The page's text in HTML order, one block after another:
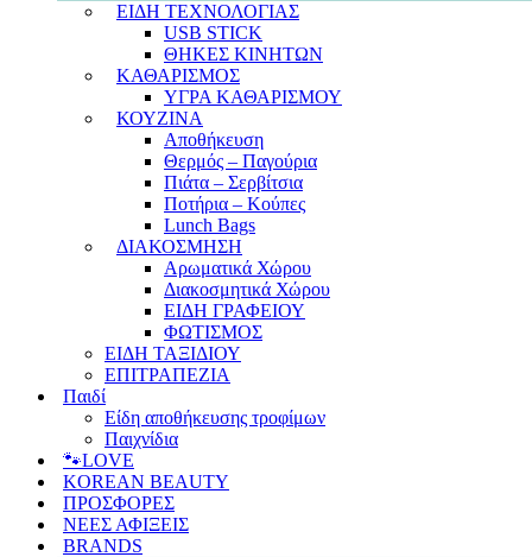
ΕΙΔΗ ΤΕΧΝΟΛΟΓΙΑΣ
USB STICK
ΘΗΚΕΣ ΚΙΝΗΤΩΝ
ΚΑΘΑΡΙΣΜΟΣ
ΥΓΡΑ ΚΑΘΑΡΙΣΜΟΥ
ΚΟΥΖΙΝΑ
Αποθήκευση
Θερμός – Παγούρια
Πιάτα – Σερβίτσια
Ποτήρια – Κούπες
Lunch Bags
ΔΙΑΚΟΣΜΗΣΗ
Αρωματικά Χώρου
Διακοσμητικά Χώρου
ΕΙΔΗ ΓΡΑΦΕΙΟΥ
ΦΩΤΙΣΜΟΣ
ΕΙΔΗ ΤΑΞΙΔΙΟΥ
ΕΠΙΤΡΑΠΕΖΙΑ
Παιδί
Είδη αποθήκευσης τροφίμων
Παιχνίδια
🐾LOVE
KOREAN BEAUTY
ΠΡΟΣΦΟΡΕΣ
ΝΕΕΣ ΑΦΙΞΕΙΣ
BRANDS